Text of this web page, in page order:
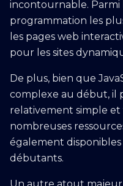
incontournable. Parmi
programmation les
les pages web
pour les sites
De plus, bien que
complexe au début, il
relativement simple et
nombreuses
également
débutants.